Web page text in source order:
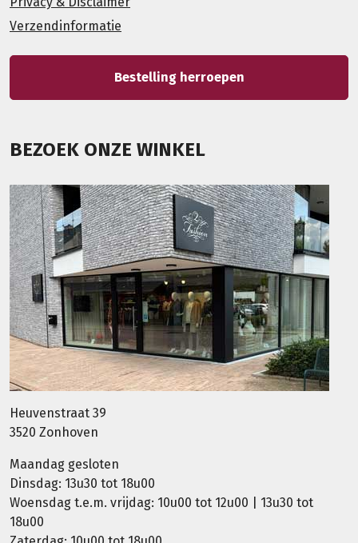
Verzendinformatie
Bestelling herroepen
BEZOEK ONZE WINKEL
Heuvenstraat 39
3520 Zonhoven
Maandag gesloten
Dinsdag: 13u30 tot 18u00
Woensdag t.e.m. vrijdag: 10u00 tot 12u00 | 13u30 tot
18u00